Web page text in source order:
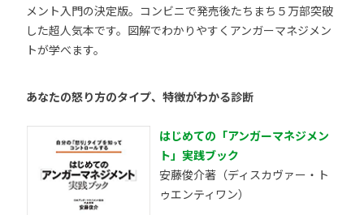
メント入門の決定版。コンビニで発売後たちまち５万部突破
した超人気本です。図解でわかりやすくアンガーマネジメン
トが学べます。
あなたの怒り方のタイプ、特徴がわかる診断
はじめての「アンガーマネジメン
ト」実践ブック
安藤俊介著（ディスカヴァー・ト
ゥエンティワン）